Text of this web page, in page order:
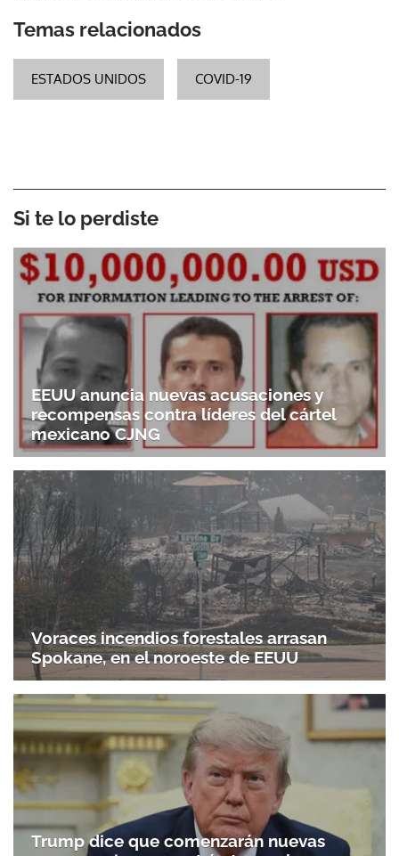
Temas relacionados
ESTADOS UNIDOS COVID-19
Si te lo perdiste
EEUU anuncia nuevas acusaciones y
recompensas contra líderes del cártel
mexicano CJNG
Voraces incendios forestales arrasan
Spokane, en el noroeste de EEUU
Trump dice que comenzarán nuevas